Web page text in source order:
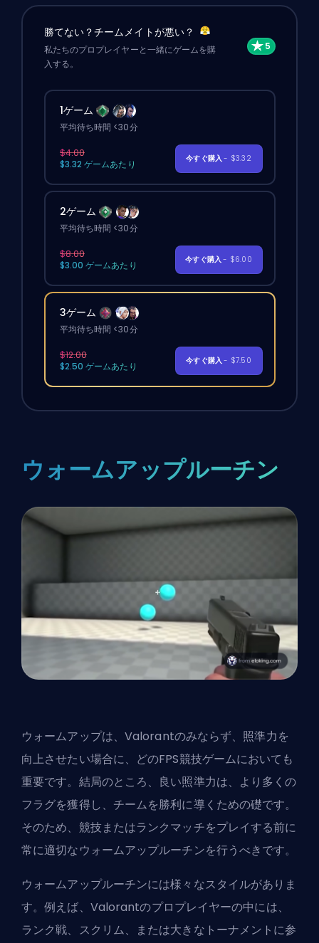
勝てない？チームメイトが悪い？
私たちのプロプレイヤーと一緒にゲームを購
入する。
1ゲーム
平均待ち時間 <30分
$4.00
$3.32 ゲームあたり
今すぐ購入- $3.32
2ゲーム
平均待ち時間 <30分
$8.00
$3.00 ゲームあたり
今すぐ購入- $6.00
3ゲーム
平均待ち時間 <30分
$12.00
$2.50 ゲームあたり
今すぐ購入- $7.50
ウォームアップルーチン
ウォームアップは、Valorantのみならず、照準力を
向上させたい場合に、どのFPS競技ゲームにおいても
重要です。結局のところ、良い照準力は、より多くの
フラグを獲得し、チームを勝利に導くための礎です。
そのため、競技またはランクマッチをプレイする前に
常に適切なウォームアップルーチンを行うべきです。
ウォームアップルーチンには様々なスタイルがありま
す。例えば、Valorantのプロプレイヤーの中には、
ランク戦、スクリム、または大きなトーナメントに参